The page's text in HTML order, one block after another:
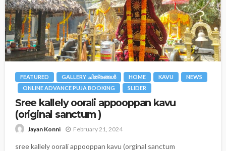
FEATURED GALLERY ചിത്രങ്ങള്‍ HOME KAVU
NEWS
ONLINE ADVANCE PUJA BOOKING
SLIDER
Sree kallely oorali appooppan kavu
(original sanctum )
Jayan Konni February 21, 2024
sree kallely oorali appooppan kavu (orginal sanctum